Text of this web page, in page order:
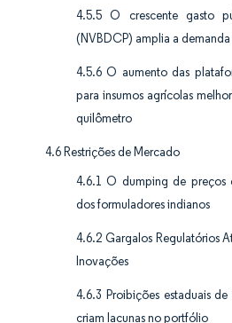
4.5.5 O crescente gasto
(NVBDCP) amplia a
4.5.6 O aumento das
para insumos agrícolas
quilômetro
4.6 Restrições de Mercado
4.6.1 O dumping de preços
dos formuladores indianos
4.6.2 Gargalos Regulatórios
Inovações
4.6.3 Proibições estaduais
criam lacunas no portfólio